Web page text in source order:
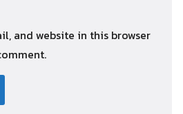
and website in this browser